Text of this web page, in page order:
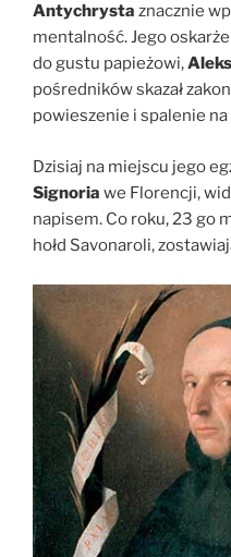
Antychrysta znacznie
mentalność. Jego
do gustu papieżowi,
pośredników skazał
powieszenie i spalenie
Dzisiaj na miejscu jego
Signoria we Florencji,
napisem. Co roku, 23 go
hołd Savonaroli,